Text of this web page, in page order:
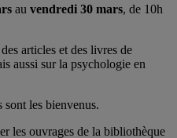
au vendredi 30 mars, de 10h
articles et des livres de
aussi sur la psychologie en
sont les bienvenus.
les ouvrages de la bibliothèque